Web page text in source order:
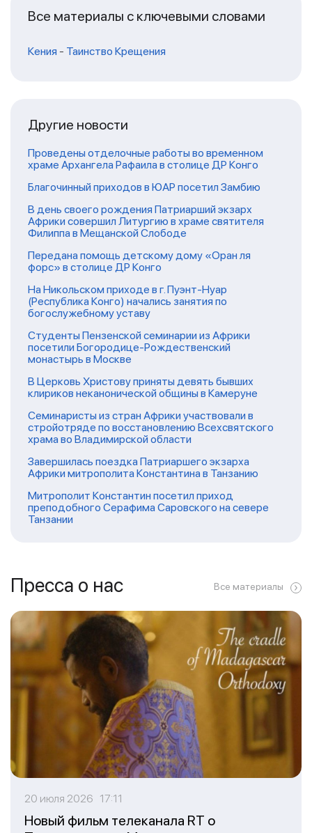
Все материалы с ключевыми словами
Кения - Таинство Крещения
Другие новости
Проведены отделочные работы во временном
храме Архангела Рафаила в столице ДР Конго
Благочинный приходов в ЮАР посетил Замбию
В день своего рождения Патриарший экзарх
Африки совершил Литургию в храме святителя
Филиппа в Мещанской Слободе
Передана помощь детскому дому «Оран ля
форс» в столице ДР Конго
На Никольском приходе в г. Пуэнт-Нуар
(Республика Конго) начались занятия по
богослужебному уставу
Студенты Пензенской семинарии из Африки
посетили Богородице-Рождественский
монастырь в Москве
В Церковь Христову приняты девять бывших
клириков неканонической общины в Камеруне
Семинаристы из стран Африки участвовали в
стройотряде по восстановлению Всехсвятского
храма во Владимирской области
Завершилась поездка Патриаршего экзарха
Африки митрополита Константина в Танзанию
Митрополит Константин посетил приход
преподобного Серафима Саровского на севере
Танзании
Пресса о нас Все материалы
20 июля 2026 17:11
Новый фильм телеканала RT о